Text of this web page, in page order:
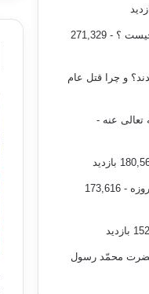
چیست ؟
- 271,329
و چرا قتل عام
عنه -
- 173,616
محمّد رسول